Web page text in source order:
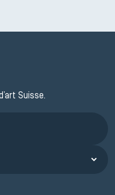
Suisse.